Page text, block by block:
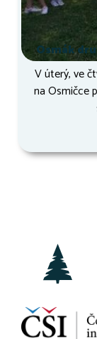
Osmák
V úterý, ve
na Osmičce